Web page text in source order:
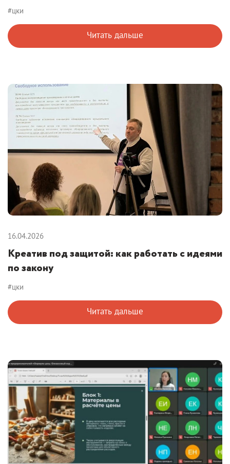
#цки
Читать дальше
16.04.2026
Креатив под защитой: как работать с идеями
по закону
#цки
Читать дальше